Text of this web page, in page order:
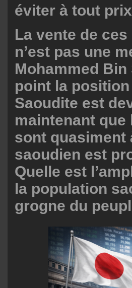
éviter à tout
La vente de
n’est pas une
Mohammed
point la
Saoudite est
maintenant
sont quasiment
saoudien est
Quelle est
la population
grogne du